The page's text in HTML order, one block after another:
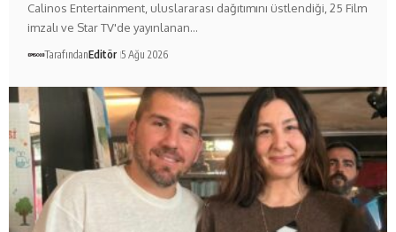
Calinos Entertainment, uluslararası dağıtımını üstlendiği, 25 Film
imzalı ve Star TV'de yayınlanan…
TarafındanEditör 5 Ağu 2026